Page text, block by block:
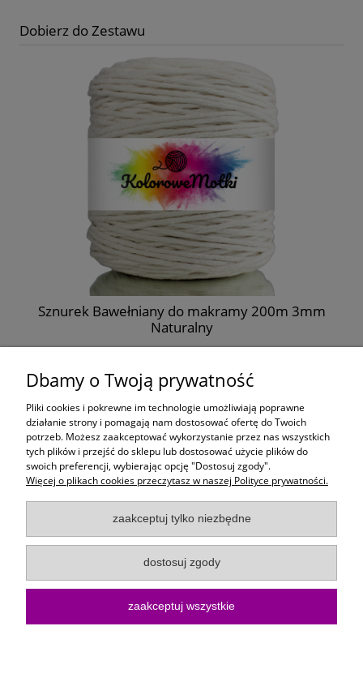
Dobierz do Zestawu
Sznurek Bawełniany do makramy 200m 3mm
Naturalny
Moje konto
Płatności i dostawa
Informacje
O Firmie
Sklep internetowy KoloroweMotki | ul. Bartosza Głowackiego 10/15, 75-
402 Koszalin |kontakt@kolorowemotki.pl|572 495 729| NIP:
Dbamy o Twoją prywatność
Pliki cookies i pokrewne im technologie umożliwiają poprawne
działanie strony i pomagają nam dostosować ofertę do Twoich
potrzeb. Możesz zaakceptować wykorzystanie przez nas wszystkich
tych plików i przejść do sklepu lub dostosować użycie plików do
swoich preferencji, wybierając opcję "Dostosuj zgody".
Więcej o plikach cookies przeczytasz w naszej Polityce prywatności.
zaakceptuj tylko niezbędne
dostosuj zgody
zaakceptuj wszystkie